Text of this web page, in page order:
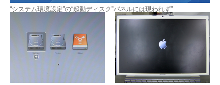
“システム環境設定”の“起動ディスク”パネルには現われず”